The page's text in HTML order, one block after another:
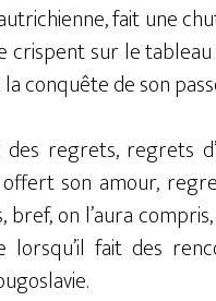
fait une
crispent sur le
conquête de son
regrets, regrets
son amour,
bref, on l’aura
lorsqu’il fait des